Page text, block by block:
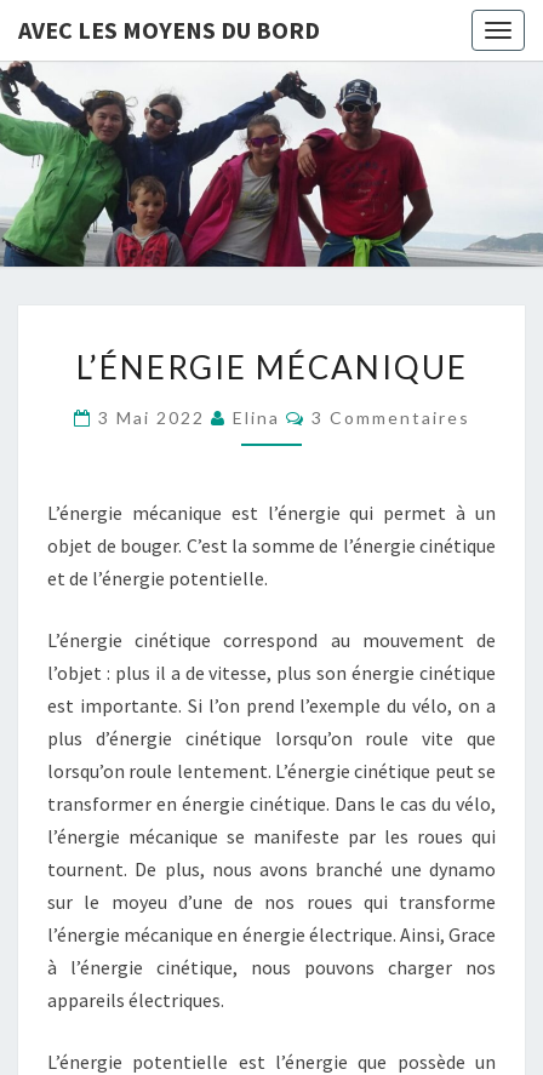
AVEC LES MOYENS DU BORD
AVEC
LES
MOYENS
BORD
MÉCANIQUE
L’ÉNERGIE MÉCANIQUE
3 Mai 2022 Elina Commentaires
3 Commentaires
L’énergie mécanique est l’énergie qui permet à un
objet de bouger. C’est la somme de l’énergie cinétique
et de l’énergie potentielle.
L’énergie cinétique correspond au mouvement de
l’objet : plus il a de vitesse, plus son énergie cinétique
est importante. Si l’on prend l’exemple du vélo, on a
plus d’énergie cinétique lorsqu’on roule vite que
lorsqu’on roule lentement. L’énergie cinétique peut se
transformer en énergie cinétique. Dans le cas du vélo,
l’énergie mécanique se manifeste par les roues qui
tournent. De plus, nous avons branché une dynamo
sur le moyeu d’une de nos roues qui transforme
l’énergie mécanique en énergie électrique. Ainsi, Grace
à l’énergie cinétique, nous pouvons charger nos
appareils électriques.
L’énergie potentielle est l’énergie que possède un